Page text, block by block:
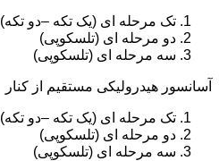
تک مرحله ای (یک تکه –دو تکه)
دو مرحله ای (تلسکوپی)
سه مرحله ای (تلسکوپی)
آسانسور هیدرولیکی مستقیم از کنار
تک مرحله ای (یک تکه –دو تکه)
دو مرحله ای (تلسکوپی)
سه مرحله ای (تلسکوپی)